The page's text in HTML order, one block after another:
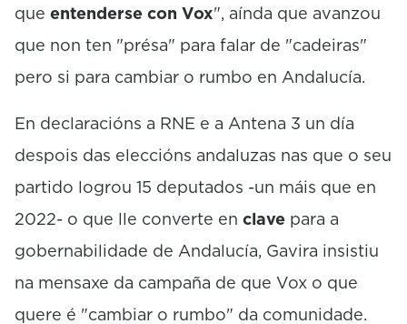
que entenderse con Vox", aínda que avanzou
que non ten "présa" para falar de "cadeiras"
pero si para cambiar o rumbo en Andalucía.
En declaracións a RNE e a Antena 3 un día
despois das eleccións andaluzas nas que o seu
partido logrou 15 deputados -un máis que en
2022- o que lle converte en clave para a
gobernabilidade de Andalucía, Gavira insistiu
na mensaxe da campaña de que Vox o que
quere é "cambiar o rumbo" da comunidade.